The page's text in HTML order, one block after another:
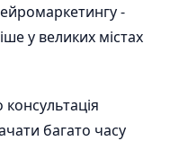
-
у великих містах
багато часу